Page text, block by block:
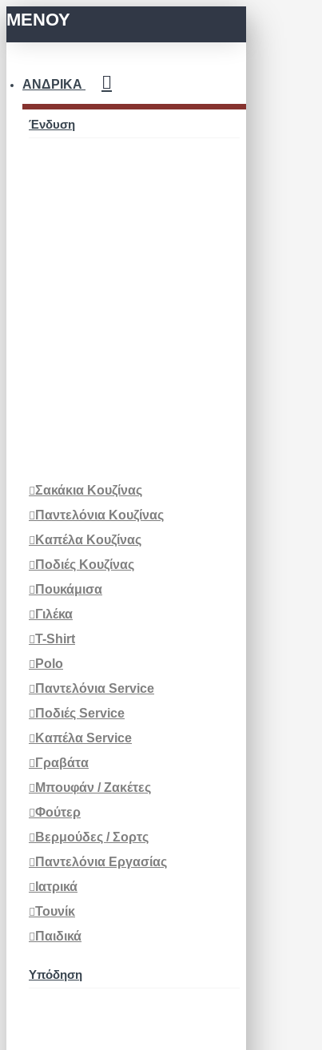
ΜΕΝΟΥ
ΑΝΔΡΙΚΆ
Ένδυση
Σακάκια Κουζίνας
Παντελόνια Κουζίνας
Καπέλα Κουζίνας
Ποδιές Κουζίνας
Πουκάμισα
Γιλέκα
T-Shirt
Polo
Παντελόνια Service
Ποδιές Service
Καπέλα Service
Γραβάτα
Μπουφάν / Ζακέτες
Φούτερ
Βερμούδες / Σορτς
Παντελόνια Εργασίας
Ιατρικά
Τουνίκ
Παιδικά
Υπόδηση